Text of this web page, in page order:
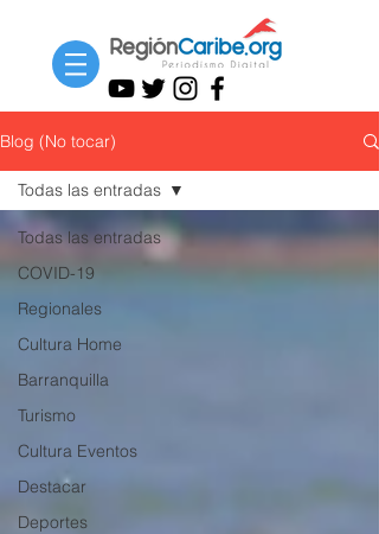
Blog (No tocar)
Todas las entradas
COVID-19
Regionales
Cultura Home
Barranquilla
Turismo
Cultura Eventos
Destacar
Deportes
Todas las entradas